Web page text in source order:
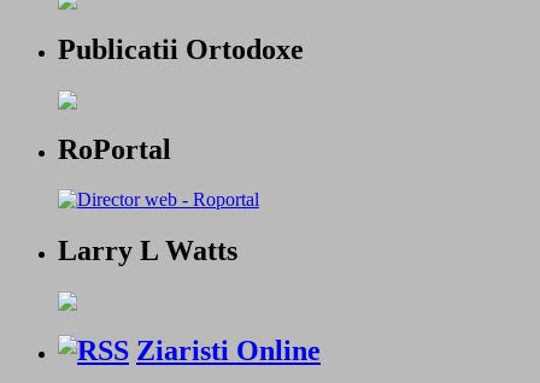
Publicatii Ortodoxe
RoPortal
Larry L Watts
Ziaristi Online